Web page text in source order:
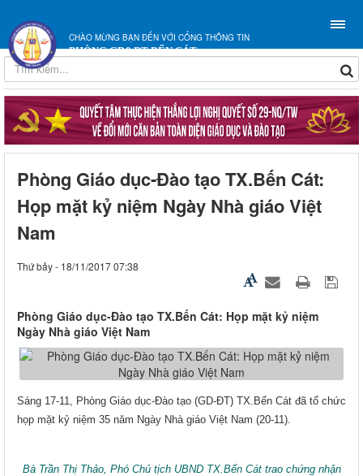
CHÀO MỪNG BẠN ĐẾN VỚI CỔNG THÔNG TIN
PHÒNG GD&ĐT BẾN CÁT
Phòng Giáo dục-Đào tạo TX.Bến Cát:
Họp mặt kỷ niệm Ngày Nhà giáo Việt
Nam
Thứ bảy - 18/11/2017 07:38
Phòng Giáo dục-Đào tạo TX.Bến Cát: Họp mặt kỷ niệm
Ngày Nhà giáo Việt Nam
Sáng 17-11, Phòng Giáo dục-Đào tạo (GD-ĐT) TX.Bến Cát đã tổ chức
họp mặt kỷ niệm 35 năm Ngày Nhà giáo Việt Nam (20-11).
Bà Trần Thị Thảo, Phó Chủ tịch UBND TX.Bến Cát trao chứng nhận